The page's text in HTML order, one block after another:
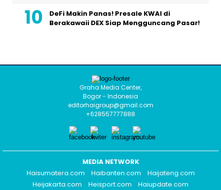
DeFi Makin Panas! Presale KWAI di
Berakawaii DEX Siap Mengguncang Pasar!
Graha Media Center,
Bogor - Indonesia
editorhaigroup@gmail.com
+628557777888
MEDIA NETWORK
Haisumatera.com
Haibanten.com
Haijateng.com
Heijakarta.com
Heisport.com Haiupdate.com